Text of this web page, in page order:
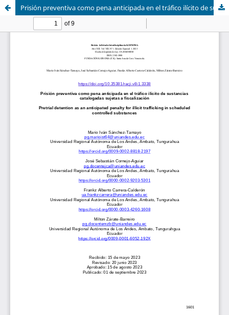
Prisión preventiva como pena anticipada en el tráfico ilícito de sustancias catalogadas sujetas a fiscalización